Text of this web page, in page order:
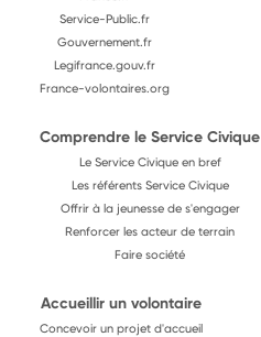
Service-Public.fr
Gouvernement.fr
Legifrance.gouv.fr
France-volontaires.org
Comprendre le Service Civique
Le Service Civique en bref
Les référents Service Civique
Offrir à la jeunesse de s'engager
Renforcer les acteur de terrain
Faire société
Accueillir un volontaire
Concevoir un projet d'accueil